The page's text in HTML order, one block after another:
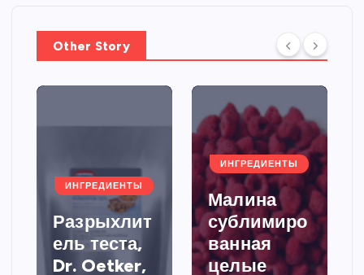
Other Story
ИНГРЕДИЕНТЫ
Разрыхлит
ель теста,
Dr. Oetker,
ИНГРЕДИЕНТЫ
Малина
сублимиро
ванная
целые